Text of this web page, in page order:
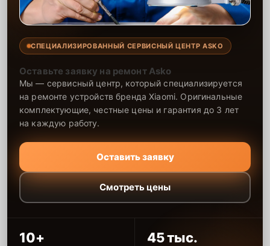
СПЕЦИАЛИЗИРОВАННЫЙ СЕРВИСНЫЙ ЦЕНТР ASKO
Оставьте заявку на ремонт Asko
Мы — сервисный центр, который специализируется
на ремонте устройств бренда Xiaomi. Оригинальные
комплектующие, честные цены и гарантия до 3 лет
на каждую работу.
Оставить заявку
Смотреть цены
10+ 45 тыс.